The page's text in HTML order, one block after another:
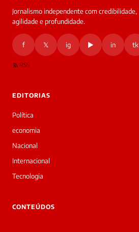
Jornalismo independente com credibilidade,
agilidade e profundidade.
f 𝕏 ig ▶ in tk
RSS
EDITORIAS
Política
economia
Nacional
Internacional
Tecnologia
CONTEÚDOS